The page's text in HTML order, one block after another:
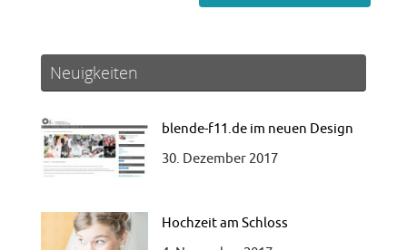
Neuigkeiten
blende-f11.de im neuen Design
30. Dezember 2017
Hochzeit am Schloss